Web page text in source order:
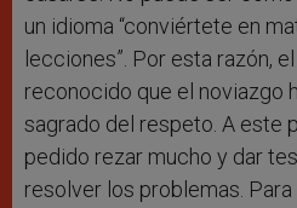
un idioma “conviértete en
lecciones”. Por esta razón,
reconocido que el noviazgo
sagrado del respeto. A este
pedido rezar mucho y dar
resolver los problemas. Para